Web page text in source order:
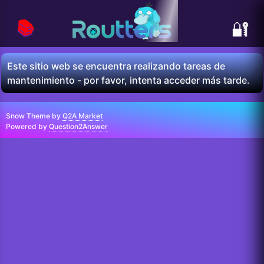
🔐
📚
Este sitio web se encuentra realizando tareas de
mantenimiento - por favor, intenta acceder más tarde.
Snow Theme by Q2A Market
Powered by Question2Answer